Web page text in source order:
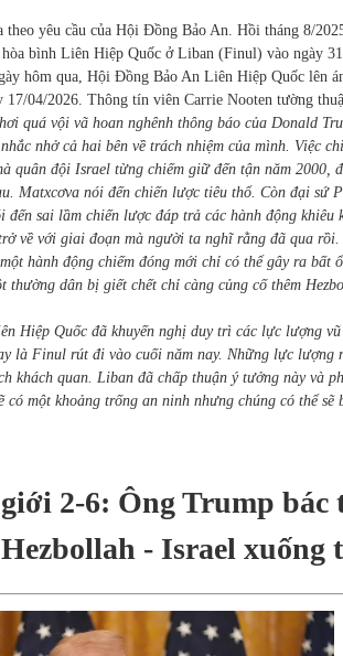
theo yêu cầu của Hội Đồng Bảo An. Hồi tháng 8/
bình Liên Hiệp Quốc ở Liban (Finul) vào ngày
hôm qua, Hội Đồng Bảo An Liên Hiệp Quốc lên
17/04/2026. Thông tín viên Carrie Nooten tường
quá vội vã hoan nghênh thông báo của Donald
nhở cả hai bên về trách nhiệm của mình. Việc
quân đội Israel từng chiếm giữ đến tận năm 2000,
Matxcơva nói đến chiến lược tiêu thổ. Còn đại sứ
đến sai lầm chiến lược đáp trả các hành động khiêu
về với giai đoạn mà người ta nghĩ rằng đã qua
hành động chiếm đóng mới chỉ có thể gây ra
thường dân bị giết chết chỉ càng củng cố thêm
Hiệp Quốc đã khuyến nghị duy trì các lực lượng
là Finul rút đi vào cuối năm nay. Những lực lượng
khách quan. Liban đã chấp thuận ý tưởng này và
có một khoảng trống an ninh nhưng chúng có thể
2-6: Ông Trump
- Israel xuống